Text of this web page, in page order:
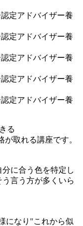
る
取れる講座です。
に合う色を特定し
言う方が多くいら
になり"これから似